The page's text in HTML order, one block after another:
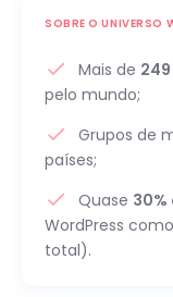
SOBRE O UNIVERSO
Mais de
pelo mundo;
Grupos de
países;
Quase
WordPress
total).